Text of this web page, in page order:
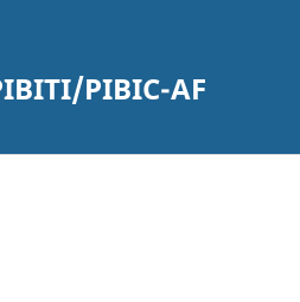
PIBIC-AF